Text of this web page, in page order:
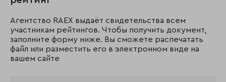
Агентство RAEX выдаёт свидетельства всем
участникам рейтингов. Чтобы получить документ,
заполните форму ниже. Вы сможете распечатать
файл или разместить его в электронном виде на
вашем сайте